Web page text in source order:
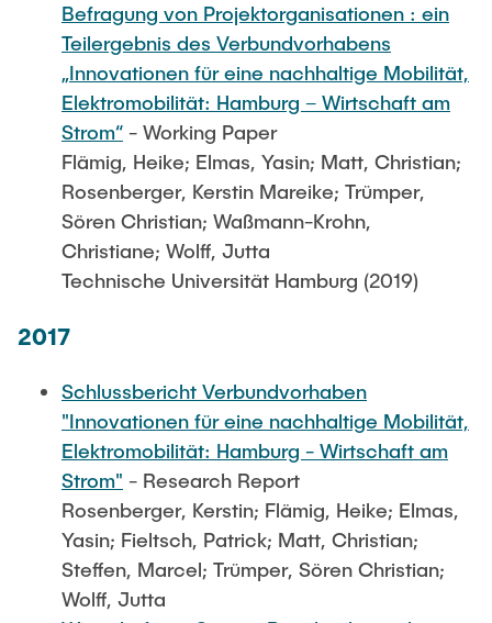
Befragung von Projektorganisationen : ein
Teilergebnis des Verbundvorhabens
„Innovationen für eine nachhaltige Mobilität,
Elektromobilität: Hamburg – Wirtschaft am
Strom“ - Working Paper
Flämig, Heike; Elmas, Yasin; Matt, Christian;
Rosenberger, Kerstin Mareike; Trümper,
Sören Christian; Waßmann-Krohn,
Christiane; Wolff, Jutta
Technische Universität Hamburg (2019)
2017
Schlussbericht Verbundvorhaben
"Innovationen für eine nachhaltige Mobilität,
Elektromobilität: Hamburg - Wirtschaft am
Strom" - Research Report
Rosenberger, Kerstin; Flämig, Heike; Elmas,
Yasin; Fieltsch, Patrick; Matt, Christian;
Steffen, Marcel; Trümper, Sören Christian;
Wolff, Jutta